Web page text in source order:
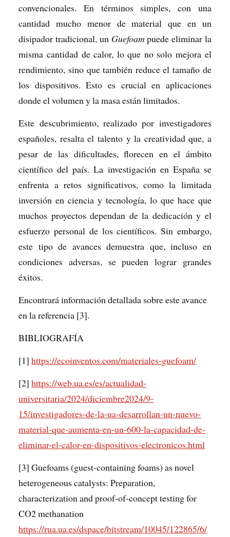
convencionales. En términos simples, con una
cantidad mucho menor de material que en un
disipador tradicional, un Guefoampuede eliminar la
misma cantidad de calor, lo que no solo mejora el
rendimiento, sino que también reduce el tamaño de
los dispositivos. Esto es crucial en aplicaciones
donde el volumen y la masa están limitados.
Este descubrimiento, realizado por investigadores
españoles, resalta el talento y la creatividad que, a
pesar de las dificultades, florecen en el ámbito
científico del país. La investigación en España se
enfrenta a retos significativos, como la limitada
inversión en ciencia y tecnología, lo que hace que
muchos proyectos dependan de la dedicación y el
esfuerzo personal de los científicos. Sin embargo,
este tipo de avances demuestra que, incluso en
condiciones adversas, se pueden lograr grandes
éxitos.
Encontrará información detallada sobre este avance
en la referencia [3].
BIBLIOGRAFÍA
[1]https://ecoinventos.com/materiales-guefoam/
[2]https://web.ua.es/es/actualidad-
universitaria/2024/diciembre2024/9-
15/investigadores-de-la-ua-desarrollan-un-nuevo-
material-que-aumenta-en-un-600-la-capacidad-de-
eliminar-el-calor-en-dispositivos-electronicos.html
[3] Guefoams (guest-containing foams) as novel
heterogeneous catalysts: Preparation,
characterization and proof-of-concept testing for
CO2 methanation
https://rua.ua.es/dspace/bitstream/10045/122865/6/